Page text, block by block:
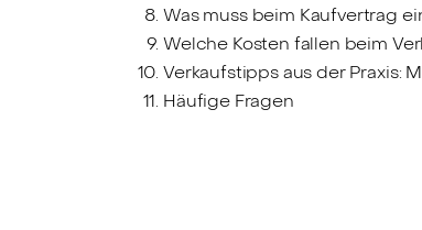
Was muss beim Kaufvertrag
Welche Kosten fallen beim
Verkaufstipps aus der Praxis:
Häufige Fragen